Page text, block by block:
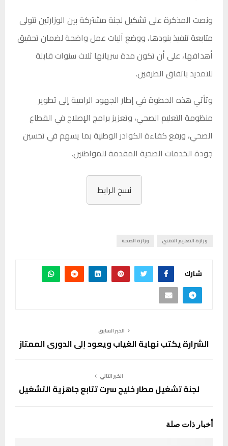
ونصت المذكرة على تشكيل لجنة مشتركة بين الوزارتين تتولى
متابعة تنفيذ بنودها، ووضع آليات عمل واضحة لضمان تحقيق
أهدافها، على أن تكون مدة سريانها ثلاث سنوات قابلة
للتمديد باتفاق الطرفين.
وتأتي هذه الخطوة في إطار الجهود الرامية إلى تطوير
منظومة التعليم الصحي، وتعزيز برامج الإصلاح في القطاع
الصحي، ورفع كفاءة الكوادر الوطنية بما يسهم في تحسين
جودة الخدمات الصحية المقدمة للمواطنين.
نسخ الرابط
وزارة التعليم التقني وزارة الصحة
شارك
الخبر السابق
الشرارة يكتب نهاية الغياب ويعود إلى الدوري الممتاز
الخبر التالي
لجنة تشغيل مطار خليج سرت تتابع جاهزية التشغيل
أخبار ذات صلة